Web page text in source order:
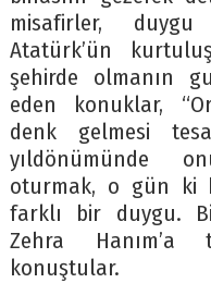
misafirler,
Atatürk’ün
şehirde olmanın
eden konuklar,
denk gelmesi
yıldönümünde
oturmak, o gün ki
farklı bir duygu.
Zehra Hanım’a
konuştular.